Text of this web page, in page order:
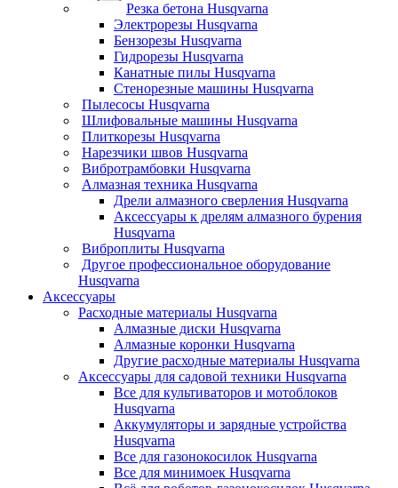
Резка бетона Husqvarna
Электрорезы Husqvarna
Бензорезы Husqvarna
Гидрорезы Husqvarna
Канатные пилы Husqvarna
Стенорезные машины Husqvarna
Пылесосы Husqvarna
Шлифовальные машины Husqvarna
Плиткорезы Husqvarna
Нарезчики швов Husqvarna
Вибротрамбовки Husqvarna
Алмазная техника Husqvarna
Дрели алмазного сверления Husqvarna
Аксессуары к дрелям алмазного бурения
Husqvarna
Виброплиты Husqvarna
Другое профессиональное оборудование
Husqvarna
Аксессуары
Расходные материалы Husqvarna
Алмазные диски Husqvarna
Алмазные коронки Husqvarna
Другие расходные материалы Husqvarna
Аксессуары для садовой техники Husqvarna
Все для культиваторов и мотоблоков
Husqvarna
Аккумуляторы и зарядные устройства
Husqvarna
Все для газонокосилок Husqvarna
Все для минимоек Husqvarna